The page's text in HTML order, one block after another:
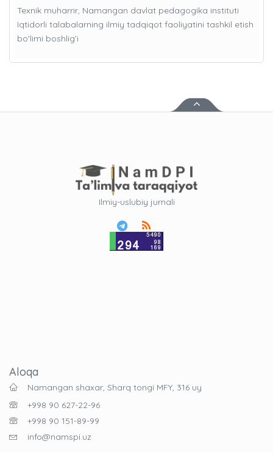
Texnik muharrir, Namangan davlat pedagogika instituti
Iqtidorli talabalarning ilmiy tadqiqot faoliyatini tashkil etish
bo'limi boshlig’i
Ilmiy-uslubiy jurnali
Aloqa
Namangan shaxar, Sharq tongi MFY, 316 uy
+998 90 627-22-96
+998 90 151-89-99
info@namspi.uz